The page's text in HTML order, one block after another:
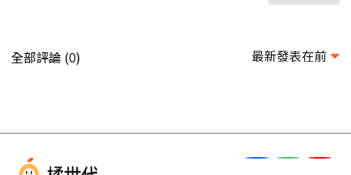
全部評論 (0) 最新發表在前